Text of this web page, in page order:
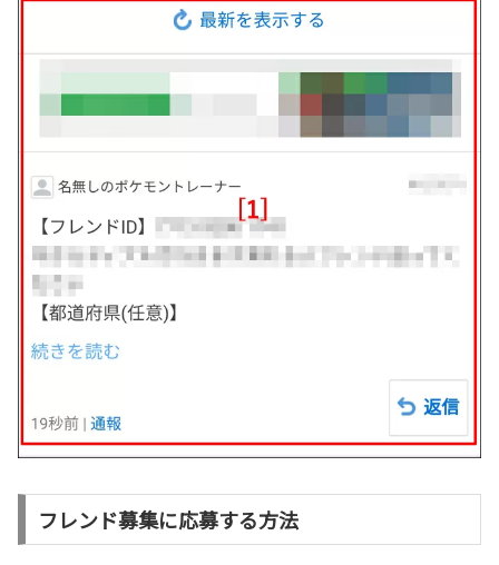
フレンド募集に応募する方法